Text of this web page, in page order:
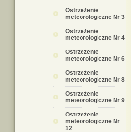
Ostrzeżenie
meteorologiczne Nr 3
Ostrzeżenie
meteorologiczne Nr 4
Ostrzeżenie
meteorologiczne Nr 6
Ostrzeżenie
meteorologiczne Nr 8
Ostrzeżenie
meteorologiczne Nr 9
Ostrzeżenie
meteorologiczne Nr
12